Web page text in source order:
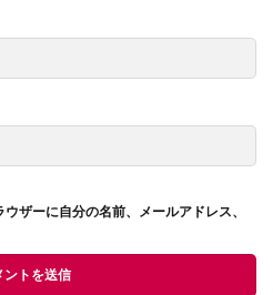
ザーに自分の名前、メールアドレス、